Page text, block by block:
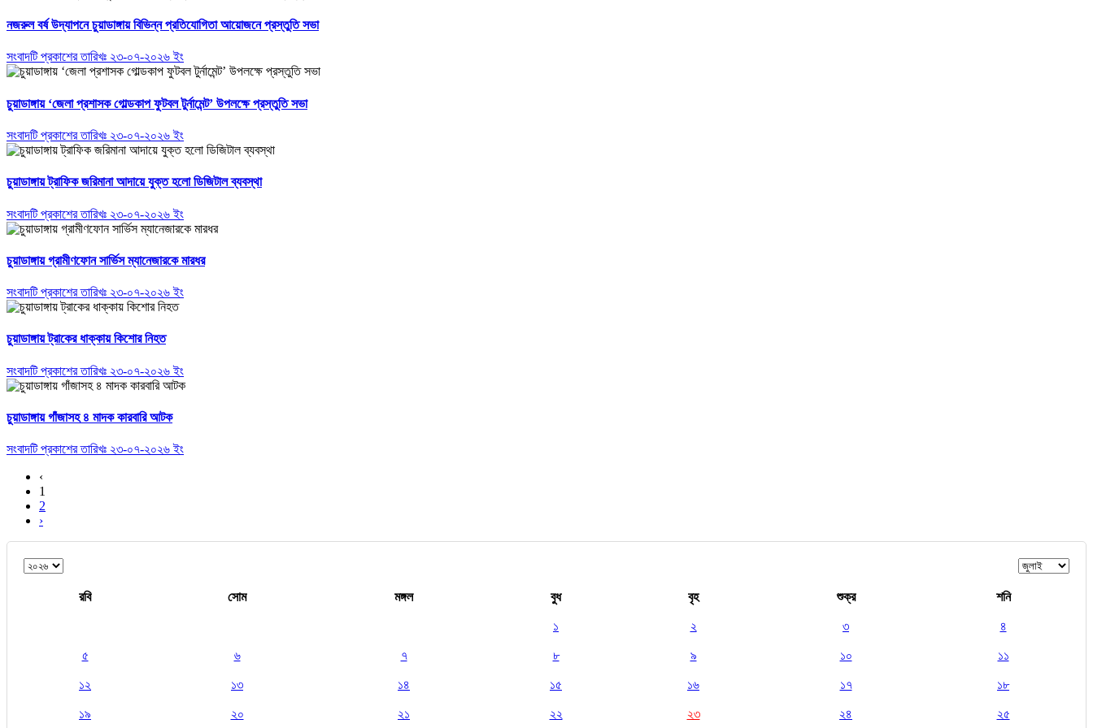
নজরুল বর্ষ উদ্যাপনে চুয়াডাঙ্গায় বিভিন্ন প্রতিযোগিতা আয়োজনে প্রস্তুতি সভা
সংবাদটি প্রকাশের তারিখঃ ২৩-০৭-২০২৬ ইং
চুয়াডাঙ্গায় ‘জেলা প্রশাসক গোল্ডকাপ ফুটবল টুর্নামেন্ট’ উপলক্ষে প্রস্তুতি সভা
সংবাদটি প্রকাশের তারিখঃ ২৩-০৭-২০২৬ ইং
চুয়াডাঙ্গায় ট্রাফিক জরিমানা আদায়ে যুক্ত হলো ডিজিটাল ব্যবস্থা
সংবাদটি প্রকাশের তারিখঃ ২৩-০৭-২০২৬ ইং
চুয়াডাঙ্গায় গ্রামীণফোন সার্ভিস ম্যানেজারকে মারধর
সংবাদটি প্রকাশের তারিখঃ ২৩-০৭-২০২৬ ইং
চুয়াডাঙ্গায় ট্রাকের ধাক্কায় কিশোর নিহত
সংবাদটি প্রকাশের তারিখঃ ২৩-০৭-২০২৬ ইং
চুয়াডাঙ্গায় গাঁজাসহ ৪ মাদক কারবারি আটক
সংবাদটি প্রকাশের তারিখঃ ২৩-০৭-২০২৬ ইং
‹
1
2
›
রবি সোম মঙ্গল বুধ বৃহ শুক্র শনি
১ ২ ৩ ৪
৫ ৬ ৭ ৮ ৯ ১০ ১১
১২ ১৩ ১৪ ১৫ ১৬ ১৭ ১৮
১৯ ২০ ২১ ২২ ২৩ ২৪ ২৫